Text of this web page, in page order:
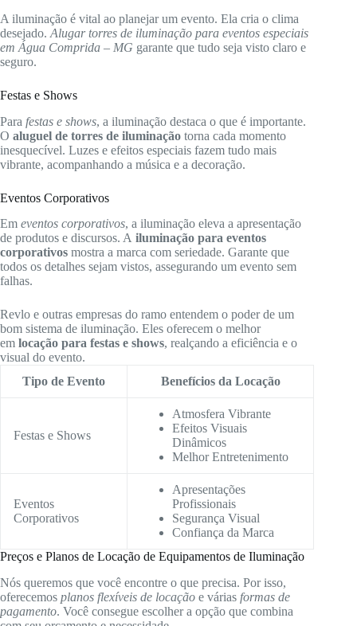
A iluminação é vital ao planejar um evento. Ela cria o clima
desejado. Alugar torres de iluminação para eventos especiais
em Água Comprida – MG garante que tudo seja visto claro e
seguro.
Festas e Shows
Para festas e shows, a iluminação destaca o que é importante.
O aluguel de torres de iluminação torna cada momento
inesquecível. Luzes e efeitos especiais fazem tudo mais
vibrante, acompanhando a música e a decoração.
Eventos Corporativos
Em eventos corporativos, a iluminação eleva a apresentação
de produtos e discursos. A iluminação para eventos
corporativos mostra a marca com seriedade. Garante que
todos os detalhes sejam vistos, assegurando um evento sem
falhas.
Revlo e outras empresas do ramo entendem o poder de um
bom sistema de iluminação. Eles oferecem o melhor
em locação para festas e shows, realçando a eficiência e o
visual do evento.
Tipo de Evento
Benefícios da Locação
Festas e Shows
Atmosfera Vibrante
Efeitos Visuais
Dinâmicos
Melhor Entretenimento
Eventos
Corporativos
Apresentações
Profissionais
Segurança Visual
Confiança da Marca
Preços e Planos de Locação de Equipamentos de Iluminação
Nós queremos que você encontre o que precisa. Por isso,
oferecemos planos flexíveis de locação e várias formas de
pagamento. Você consegue escolher a opção que combina